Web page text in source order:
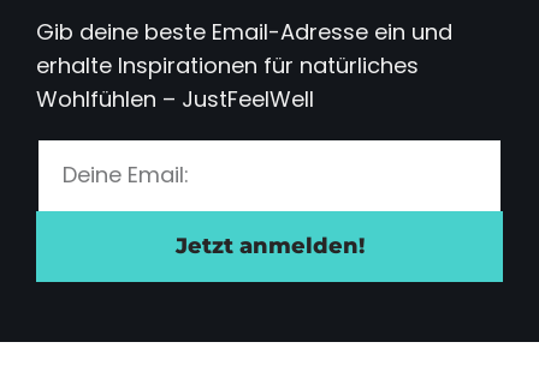
Gib deine beste Email-Adresse ein und
erhalte Inspirationen für natürliches
Wohlfühlen – JustFeelWell
Jetzt anmelden!